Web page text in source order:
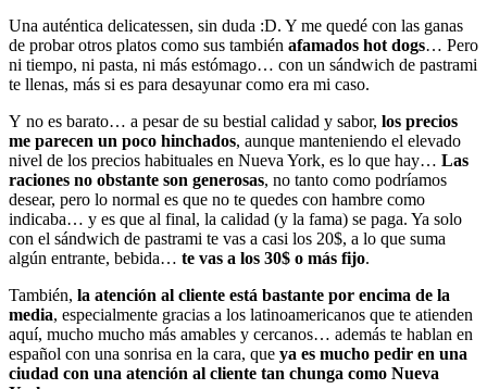
Una auténtica delicatessen, sin duda :D. Y me quedé con las ganas
de probar otros platos como sus también afamados hot dogs… Pero
ni tiempo, ni pasta, ni más estómago… con un sándwich de pastrami
te llenas, más si es para desayunar como era mi caso.
Y no es barato… a pesar de su bestial calidad y sabor, los precios
me parecen un poco hinchados, aunque manteniendo el elevado
nivel de los precios habituales en Nueva York, es lo que hay… Las
raciones no obstante son generosas, no tanto como podríamos
desear, pero lo normal es que no te quedes con hambre como
indicaba… y es que al final, la calidad (y la fama) se paga. Ya solo
con el sándwich de pastrami te vas a casi los 20$, a lo que suma
algún entrante, bebida… te vas a los 30$ o más fijo.
También, la atención al cliente está bastante por encima de la
media, especialmente gracias a los latinoamericanos que te atienden
aquí, mucho mucho más amables y cercanos… además te hablan en
español con una sonrisa en la cara, que ya es mucho pedir en una
ciudad con una atención al cliente tan chunga como Nueva